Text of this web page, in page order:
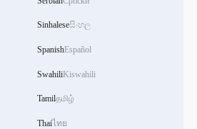
Sinhaleseසිංහල
SpanishEspañol
SwahiliKiswahili
Tamilதமிழ்
Thaiไทย